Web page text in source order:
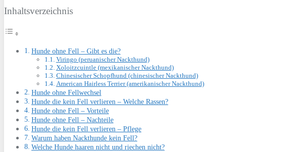
Inhaltsverzeichnis
Hunde ohne Fell – Gibt es die?
Viringo (peruanischer Nackthund)
Xoloitzcuintle (mexikanischer Nackthund)
Chinesischer Schopfhund (chinesischer Nackthund)
American Hairless Terrier (amerikanischer Nackthund)
Hunde ohne Fellwechsel
Hunde die kein Fell verlieren – Welche Rassen?
Hunde ohne Fell – Vorteile
Hunde ohne Fell – Nachteile
Hunde die kein Fell verlieren – Pflege
Warum haben Nackthunde kein Fell?
Welche Hunde haaren nicht und riechen nicht?